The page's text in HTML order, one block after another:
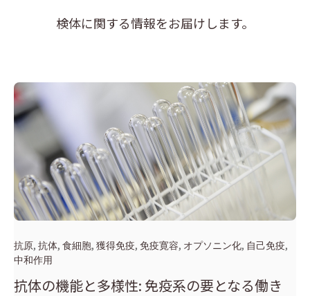
検体に関する情報をお届けします。
抗原, 抗体, 食細胞, 獲得免疫, 免疫寛容, オプソニン化, 自己免疫,
中和作用
抗体の機能と多様性: 免疫系の要となる働き